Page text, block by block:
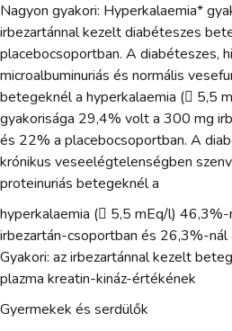
Nagyon gyakori: Hyperkalaemia*
irbezartánnal kezelt diabéteszes
placebocsoportban. A diabéteszes,
microalbuminuriás és normális
betegeknél a hyperkalaemia ( 5,5
gyakorisága 29,4% volt a 300 mg
és 22% a placebocsoportban. A
krónikus veseelégtelenségben
proteinuriás betegeknél a
hyperkalaemia ( 5,5 mEq/l)
irbezartán-csoportban és 26,3%-nál
Gyakori: az irbezartánnal kezelt
plazma kreatin-kináz-értékének
Gyermekek és serdülők